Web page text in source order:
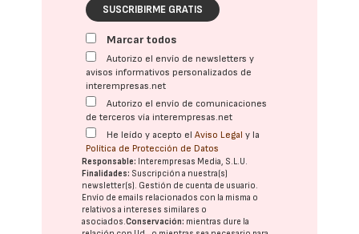
SUSCRIBIRME GRATIS
Marcar todos
Autorizo el envío de newsletters y
avisos informativos personalizados de
interempresas.net
Autorizo el envío de comunicaciones
de terceros vía interempresas.net
He leído y acepto elAviso Legal y la
Política de Protección de Datos
Responsable: Interempresas Media, S.L.U.
Finalidades: Suscripción a nuestra(s)
newsletter(s). Gestión de cuenta de usuario.
Envío de emails relacionados con la misma o
relativos a intereses similares o
asociados.Conservación: mientras dure la